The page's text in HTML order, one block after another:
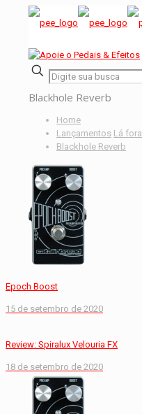
Blackhole Reverb
Home
Lançamentos Lá fora
Blackhole Reverb
Epoch Boost
15 de setembro de 2020
Review: Spiralux Velouria FX
18 de setembro de 2020